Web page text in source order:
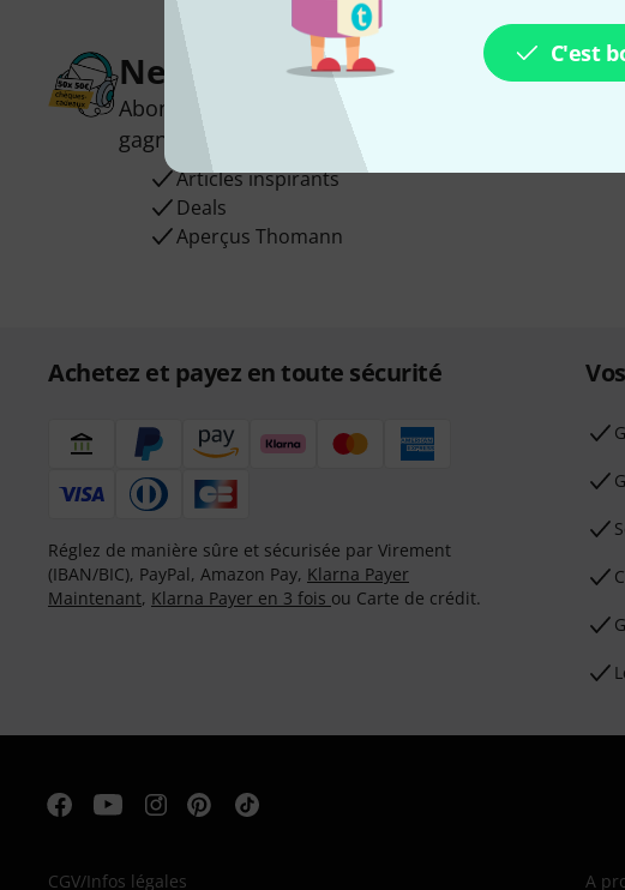
C'est
Newsletters Thomann
Abonnez-vous à la newsletter Thomann et, avec
gagnez l'un des 50 bons d'achat d'une valeur de
Articles inspirants
Deals
Aperçus Thomann
Achetez et payez en toute sécurité
Réglez de manière sûre et sécurisée par Virement
(IBAN/BIC), PayPal, Amazon Pay, Klarna Payer
Maintenant, Klarna Payer en 3 fois ou Carte de crédit.
CGV/Infos légales A